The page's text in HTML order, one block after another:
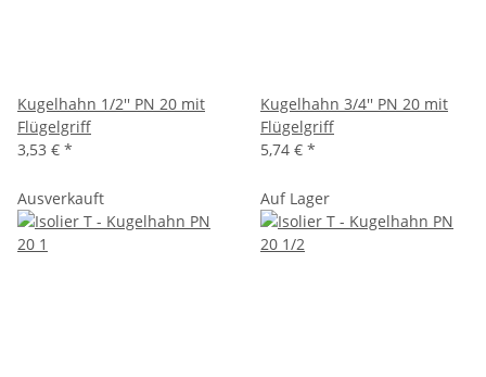
Kugelhahn 1/2'' PN 20 mit
Flügelgriff
3,53 € *
Kugelhahn 3/4'' PN 20 mit
Flügelgriff
5,74 € *
Ausverkauft Auf Lager